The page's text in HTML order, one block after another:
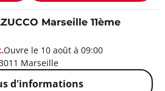
Marseille 11ème
Ouvre le 10 août à 09:00
Marseille
d'informations